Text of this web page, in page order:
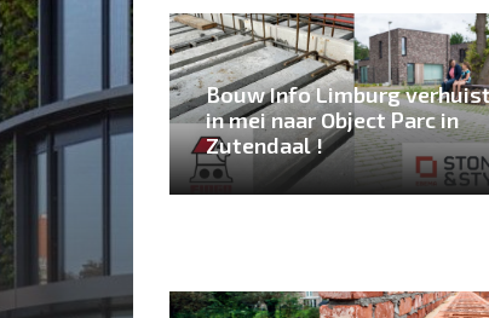
Bouw Info Limburg
in mei naar Object Parc in
Zutendaal !